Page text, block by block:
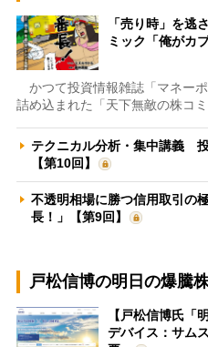
「売り時」を
ミック「俺がカ
かつて投資情報雑誌「マネー
詰め込まれた「天下無敵の株コ
テクニカル分析・集中講義
【第10回】
不透明相場に勝つ信用取引の
長！」【第9回】
戸松信博の明日の爆騰
【戸松信博氏「
デバイス：サム